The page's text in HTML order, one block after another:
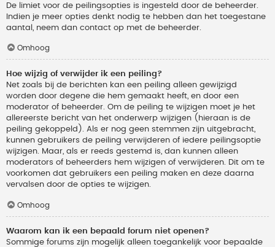
De limiet voor de peilingsopties is ingesteld door de beheerder.
Indien je meer opties denkt nodig te hebben dan het toegestane
aantal, neem dan contact op met de beheerder.
Omhoog
Hoe wijzig of verwijder ik een peiling?
Net zoals bij de berichten kan een peiling alleen gewijzigd
worden door degene die hem gemaakt heeft, en door een
moderator of beheerder. Om de peiling te wijzigen moet je het
allereerste bericht van het onderwerp wijzigen (hieraan is de
peiling gekoppeld). Als er nog geen stemmen zijn uitgebracht,
kunnen gebruikers de peiling verwijderen of iedere peilingsoptie
wijzigen. Maar, als er reeds gestemd is, dan kunnen alleen
moderators of beheerders hem wijzigen of verwijderen. Dit om te
voorkomen dat gebruikers een peiling maken en deze daarna
vervalsen door de opties te wijzigen.
Omhoog
Waarom kan ik een bepaald forum niet openen?
Sommige forums zijn mogelijk alleen toegankelijk voor bepaalde